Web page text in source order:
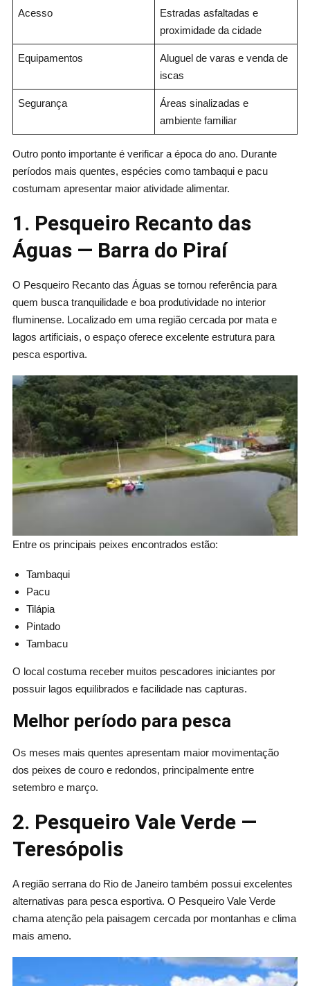
Acesso
Estradas asfaltadas e
proximidade da cidade
Equipamentos
Aluguel de varas e venda de
iscas
Segurança
Áreas sinalizadas e
ambiente familiar
Outro ponto importante é verificar a época do ano. Durante
períodos mais quentes, espécies como tambaqui e pacu
costumam apresentar maior atividade alimentar.
1. Pesqueiro Recanto das
Águas — Barra do Piraí
O Pesqueiro Recanto das Águas se tornou referência para
quem busca tranquilidade e boa produtividade no interior
fluminense. Localizado em uma região cercada por mata e
lagos artificiais, o espaço oferece excelente estrutura para
pesca esportiva.
Entre os principais peixes encontrados estão:
Tambaqui
Pacu
Tilápia
Pintado
Tambacu
O local costuma receber muitos pescadores iniciantes por
possuir lagos equilibrados e facilidade nas capturas.
Melhor período para pesca
Os meses mais quentes apresentam maior movimentação
dos peixes de couro e redondos, principalmente entre
setembro e março.
2. Pesqueiro Vale Verde —
Teresópolis
A região serrana do Rio de Janeiro também possui excelentes
alternativas para pesca esportiva. O Pesqueiro Vale Verde
chama atenção pela paisagem cercada por montanhas e clima
mais ameno.